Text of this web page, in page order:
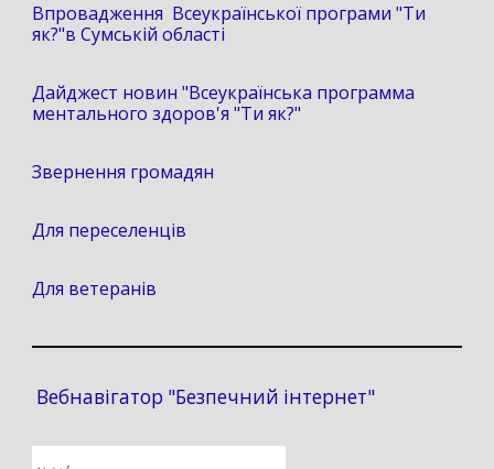
Впровадження Всеукраїнської програми "Ти
як?"в Сумській області
Дайджест новин "Всеукраїнська программа
ментального здоров'я "Ти як?"
Звернення громадян
Для переселенців
Для ветеранів
Вебнавігатор "Безпечний інтернет"